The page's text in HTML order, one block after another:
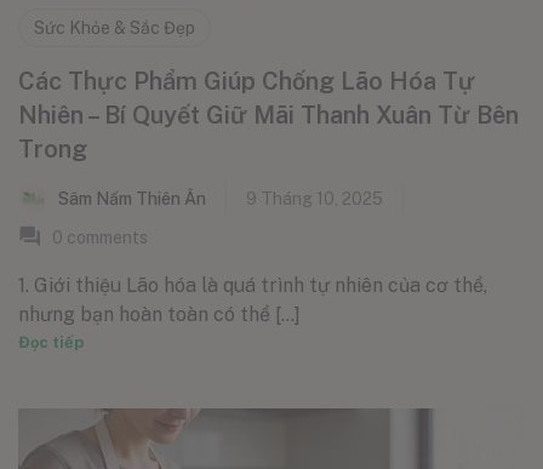
Sức Khỏe & Sắc Đẹp
Các Thực Phẩm Giúp Chống Lão Hóa Tự
Nhiên – Bí Quyết Giữ Mãi Thanh Xuân Từ Bên
Trong
Sâm Nấm Thiên Ân
9 Tháng 10, 2025
0 comments
1. Giới thiệu Lão hóa là quá trình tự nhiên của cơ thể,
nhưng bạn hoàn toàn có thể [...]
Đọc tiếp